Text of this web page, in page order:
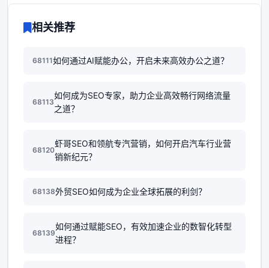
相关推荐
68111如何通过AI赋能办公，开启未来高效办公之道？
68113
如何成为SEO专家，助力企业高效畅行网络流量
之道？
68120
虾哥SEO和领航专汽营销，如何开启汽车行业营
销新纪元？
68138外贸SEO如何成为企业全球拓展的利剑？
68139
如何通过赋能SEO，有效加速企业的数智化转型
进程？